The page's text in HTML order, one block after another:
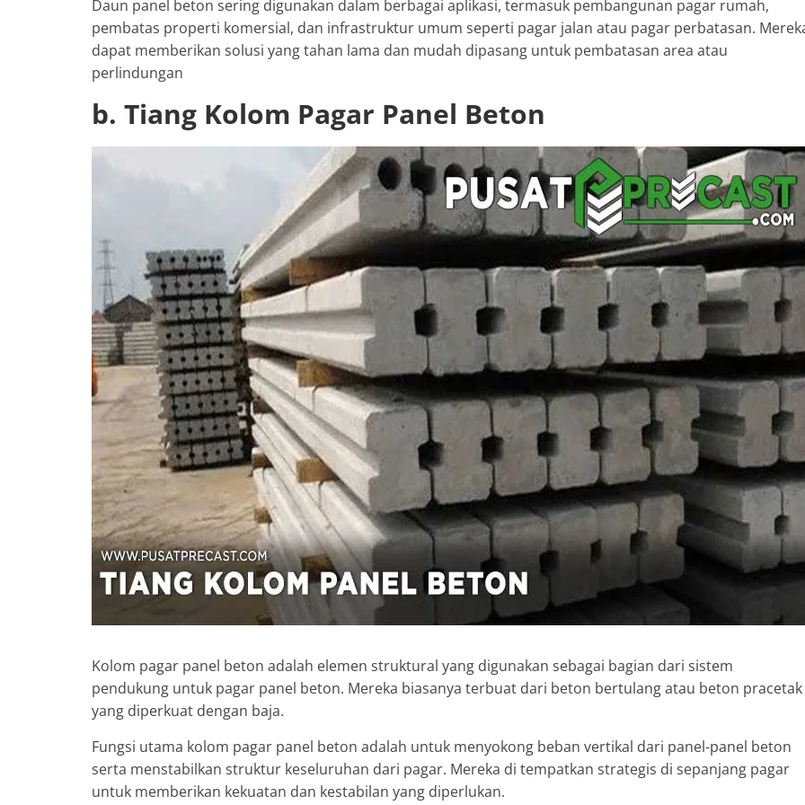
Daun panel beton sering digunakan dalam berbagai aplikasi, termasuk pembangunan pagar rumah,
pembatas properti komersial, dan infrastruktur umum seperti pagar jalan atau pagar perbatasan.
dapat memberikan solusi yang tahan lama dan mudah dipasang untuk pembatasan area atau
perlindungan
b. Tiang Kolom Pagar Panel Beton
Kolom pagar panel beton adalah elemen struktural yang digunakan sebagai bagian dari sistem
pendukung untuk pagar panel beton. Mereka biasanya terbuat dari beton bertulang atau beton pracetak
yang diperkuat dengan baja.
Fungsi utama kolom pagar panel beton adalah untuk menyokong beban vertikal dari panel-panel beton
serta menstabilkan struktur keseluruhan dari pagar. Mereka di tempatkan strategis di sepanjang pagar
untuk memberikan kekuatan dan kestabilan yang diperlukan.